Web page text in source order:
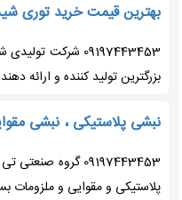
بهترین قیمت خرید توری
09197443453
بزرگترین تولید کننده و ارائه
نبشی پلاستیکی ، نبشی
09197443453 گروه
پلاستیکی و مقوایی و ملزومات